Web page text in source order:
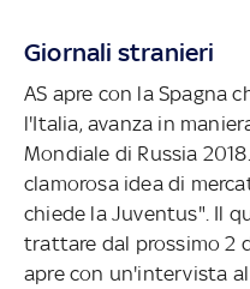
Giornali stranieri
AS apre con la Spagna
l'Italia, avanza in
Mondiale di Russia
clamorosa idea di
chiede la Juventus". Il
trattare dal prossimo 2
apre con un'intervista